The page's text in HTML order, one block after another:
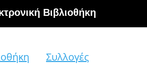
Βιβλιοθήκη
Συλλογές